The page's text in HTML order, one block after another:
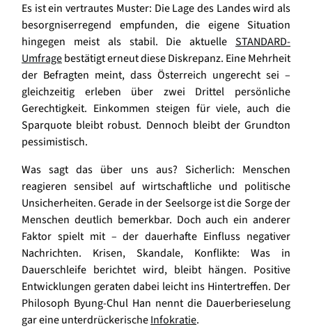
Es ist ein vertrautes Muster: Die Lage des Landes wird als
besorgniserregend empfunden, die eigene Situation
hingegen meist als stabil. Die aktuelle STANDARD-
Umfragebestätigt erneut diese Diskrepanz. Eine Mehrheit
der Befragten meint, dass Österreich ungerecht sei –
gleichzeitig erleben über zwei Drittel persönliche
Gerechtigkeit. Einkommen steigen für viele, auch die
Sparquote bleibt robust. Dennoch bleibt der Grundton
pessimistisch.
Was sagt das über uns aus? Sicherlich: Menschen
reagieren sensibel auf wirtschaftliche und politische
Unsicherheiten. Gerade in der Seelsorge ist die Sorge der
Menschen deutlich bemerkbar. Doch auch ein anderer
Faktor spielt mit – der dauerhafte Einfluss negativer
Nachrichten. Krisen, Skandale, Konflikte: Was in
Dauerschleife berichtet wird, bleibt hängen. Positive
Entwicklungen geraten dabei leicht ins Hintertreffen. Der
Philosoph Byung-Chul Han nennt die Dauerberieselung
gar eine unterdrückerischeInfokratie.